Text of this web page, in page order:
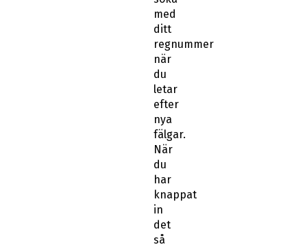
med
ditt
regnummer
när
du
letar
efter
nya
fälgar.
När
du
har
knappat
in
det
så